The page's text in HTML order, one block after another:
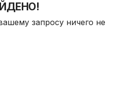
запросу ничего не